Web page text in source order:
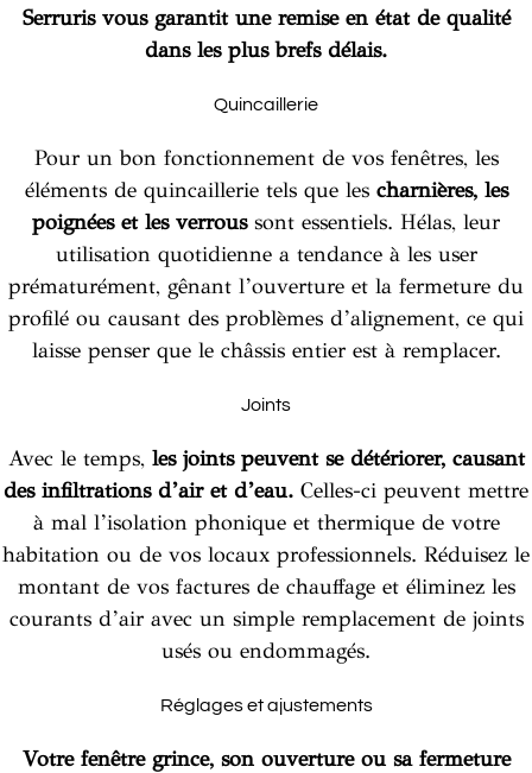
Serruris vous garantit une remise en état de qualité
dans les plus brefs délais.
Quincaillerie
Pour un bon fonctionnement de vos fenêtres, les
éléments de quincaillerie tels que les charnières, les
poignées et les verroussont essentiels. Hélas, leur
utilisation quotidienne a tendance à les user
prématurément, gênant l’ouverture et la fermeture du
profilé ou causant des problèmes d’alignement, ce qui
laisse penser que le châssis entier est à remplacer.
Joints
Avec le temps, les joints peuvent se détériorer, causant
des infiltrations d’air et d’eau. Celles-ci peuvent mettre
à mal l’isolation phonique et thermique de votre
habitation ou de vos locaux professionnels. Réduisez le
montant de vos factures de chauffage et éliminez les
courants d’air avec un simple remplacement de joints
usés ou endommagés.
Réglages et ajustements
Votre fenêtre grince, son ouverture ou sa fermeture